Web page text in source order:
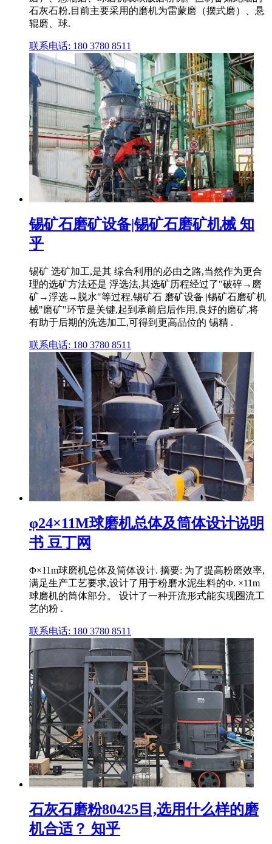
石灰石粉,目前主要采用的磨机为雷蒙磨（摆式磨）、悬
辊磨、球.
联系电话: 180 3780 8511
锡矿石磨矿设备|锡矿石磨矿机械 知
乎
锡矿 选矿加工,是其 综合利用的必由之路,当然作为更合
理的选矿方法还是 浮选法,其选矿历程经过了"破碎→磨
矿→浮选→脱水"等过程,锡矿石 磨矿设备 |锡矿石磨矿机
械"磨矿"环节是关键,起到承前启后作用,良好的磨矿,将
有助于后期的洗选加工,可得到更高品位的 锡精 .
联系电话: 180 3780 8511
φ24×11M球磨机总体及筒体设计说明
书 豆丁网
Φ×11m球磨机总体及筒体设计. 摘要: 为了提高粉磨效率,
满足生产工艺要求,设计了用于粉磨水泥生料的Φ. ×11m
球磨机的筒体部分。 设计了一种开流形式能实现圈流工
艺的粉 .
联系电话: 180 3780 8511
石灰石磨粉80425目,选用什么样的磨
机合适？ 知乎